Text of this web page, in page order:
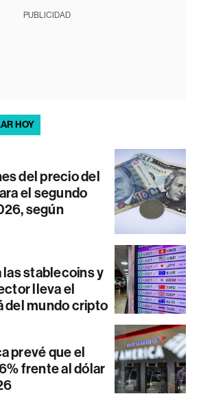
PUBLICIDAD
HOY
del precio del
el segundo
según
las stablecoins y
lleva el
del mundo cripto
prevé que el
frente al dólar